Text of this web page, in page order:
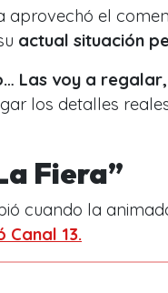
aprovechó el
actual situación
Las voy a
los detalles
Fiera”
cuando la
Canal 13.